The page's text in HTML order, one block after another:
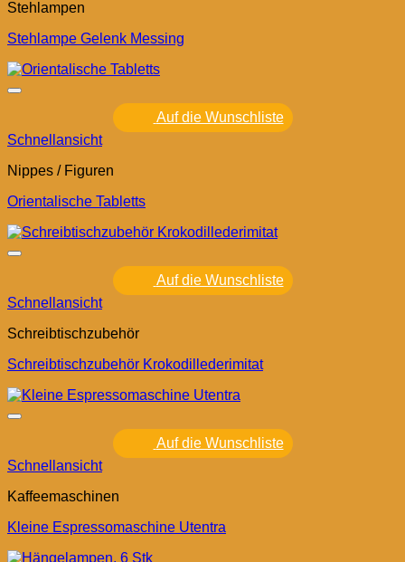
Stehlampen
Stehlampe Gelenk Messing
Auf die Wunschliste
Schnellansicht
Nippes / Figuren
Orientalische Tabletts
Auf die Wunschliste
Schnellansicht
Schreibtischzubehör
Schreibtischzubehör Krokodillederimitat
Auf die Wunschliste
Schnellansicht
Kaffeemaschinen
Kleine Espressomaschine Utentra